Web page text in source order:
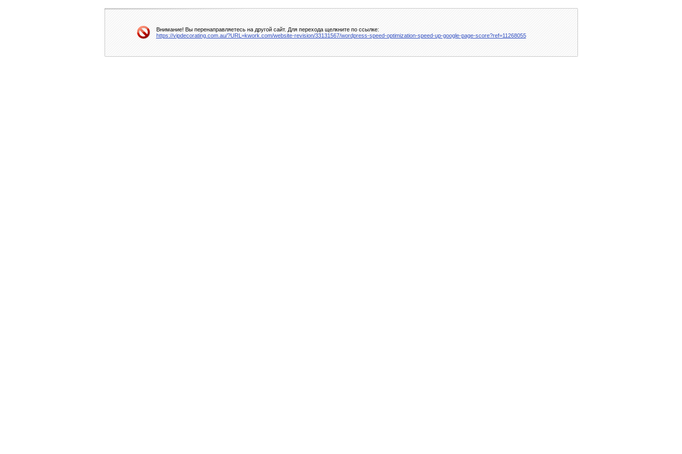
Внимание! Вы перенаправляетесь на другой сайт. Для перехода щелкните по ссылке:
https://vipdecorating.com.au/?URL=kwork.com/website-revision/33131567/wordpress-speed-optimization-speed-up-google-page-score?ref=11268055